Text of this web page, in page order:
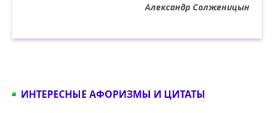
Александр Солженицын
ИНТЕРЕСНЫЕ АФОРИЗМЫ И ЦИТАТЫ